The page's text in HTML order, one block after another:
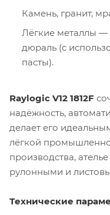
Камень, гранит,
Лёгкие металлы —
дюраль (с
пасты).
Raylogic V12 1812F
надёжность,
делает его
лёгкой
производства,
рулонными и
Технические